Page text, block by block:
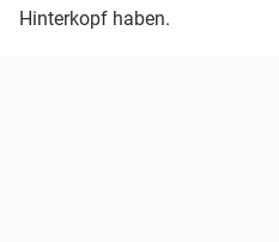
Hinterkopf haben.